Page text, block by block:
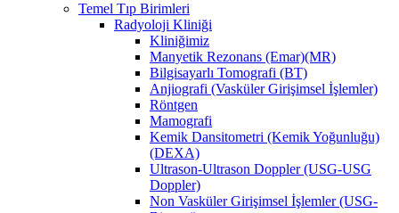
Temel Tıp Birimleri
Radyoloji Kliniği
Kliniğimiz
Manyetik Rezonans (Emar)(MR)
Bilgisayarlı Tomografi (BT)
Anjiografi (Vasküler Girişimsel İşlemler)
Röntgen
Mamografi
Kemik Dansitometri (Kemik Yoğunluğu)
(DEXA)
Ultrason-Ultrason Doppler (USG-USG
Doppler)
Non Vasküler Girişimsel İşlemler (USG-